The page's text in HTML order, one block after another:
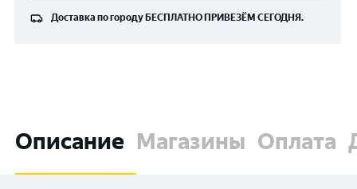
Доставка по городу БЕСПЛАТНО ПРИВЕЗЁМ СЕГОДНЯ.
Описание Магазины Оплата